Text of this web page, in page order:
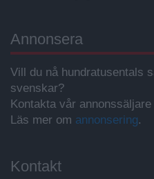
Annonsera
Vill du nå hundratusentals
svenskar?
Kontakta vår annonssäljare
Läs mer om annonsering.
Kontakt